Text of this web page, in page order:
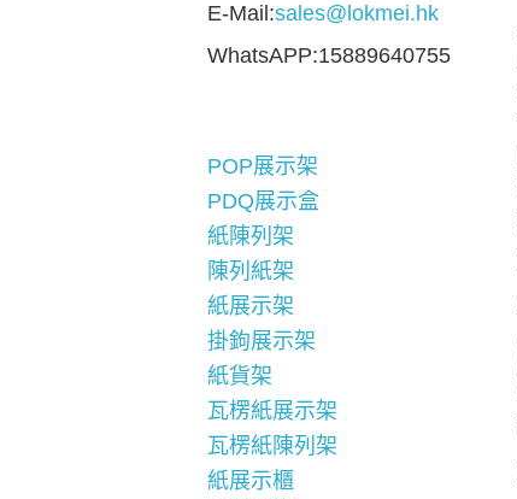
E-Mail:sales@lokmei.hk
WhatsAPP:15889640755
POP展示架
PDQ展示盒
紙陳列架
陳列紙架
紙展示架
掛鉤展示架
紙貨架
瓦楞紙展示架
瓦楞紙陳列架
紙展示櫃